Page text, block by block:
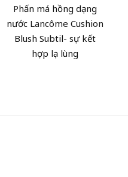
Phấn má hồng dạng
nước Lancôme Cushion
Blush Subtil- sự kết
hợp lạ lùng